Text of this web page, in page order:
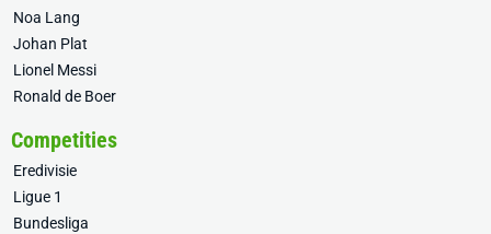
Noa Lang
Johan Plat
Lionel Messi
Ronald de Boer
Competities
Eredivisie
Ligue 1
Bundesliga